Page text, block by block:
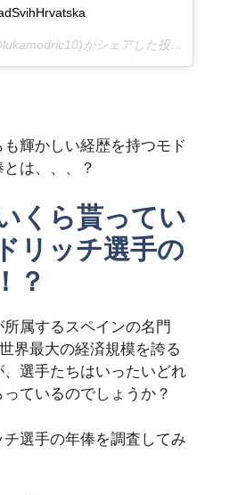
がシェアした投稿 –
輝かしい経歴を持つモド
は、、、？
くら貰ってい
リッチ選手の
？
属するスペインの名門
界最大の経済規模を誇る
選手たちはいったいどれ
ているのでしょうか？
選手の年俸を調査してみ